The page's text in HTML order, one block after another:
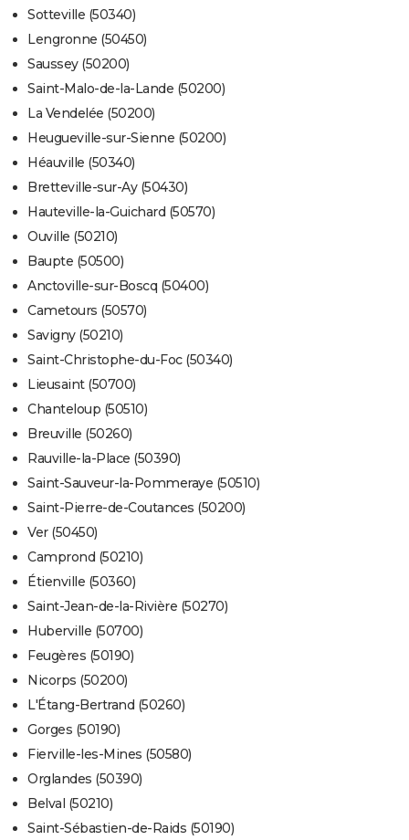
Sotteville (50340)
Lengronne (50450)
Saussey (50200)
Saint-Malo-de-la-Lande (50200)
La Vendelée (50200)
Heugueville-sur-Sienne (50200)
Héauville (50340)
Bretteville-sur-Ay (50430)
Hauteville-la-Guichard (50570)
Ouville (50210)
Baupte (50500)
Anctoville-sur-Boscq (50400)
Cametours (50570)
Savigny (50210)
Saint-Christophe-du-Foc (50340)
Lieusaint (50700)
Chanteloup (50510)
Breuville (50260)
Rauville-la-Place (50390)
Saint-Sauveur-la-Pommeraye (50510)
Saint-Pierre-de-Coutances (50200)
Ver (50450)
Camprond (50210)
Étienville (50360)
Saint-Jean-de-la-Rivière (50270)
Huberville (50700)
Feugères (50190)
Nicorps (50200)
L'Étang-Bertrand (50260)
Gorges (50190)
Fierville-les-Mines (50580)
Orglandes (50390)
Belval (50210)
Saint-Sébastien-de-Raids (50190)